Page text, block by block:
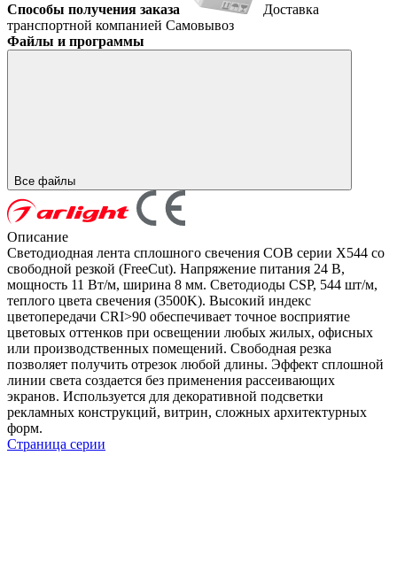
Способы получения заказа
Доставка
транспортной компанией Самовывоз
Файлы и программы
Все файлы
Описание
Светодиодная лента сплошного свечения COB серии X544 со
свободной резкой (FreeCut). Напряжение питания 24 В,
мощность 11 Вт/м, ширина 8 мм. Светодиоды CSP, 544 шт/м,
теплого цвета свечения (3500K). Высокий индекс
цветопередачи CRI>90 обеспечивает точное восприятие
цветовых оттенков при освещении любых жилых, офисных
или производственных помещений. Свободная резка
позволяет получить отрезок любой длины. Эффект сплошной
линии света создается без применения рассеивающих
экранов. Используется для декоративной подсветки
рекламных конструкций, витрин, сложных архитектурных
форм.
Страница серии